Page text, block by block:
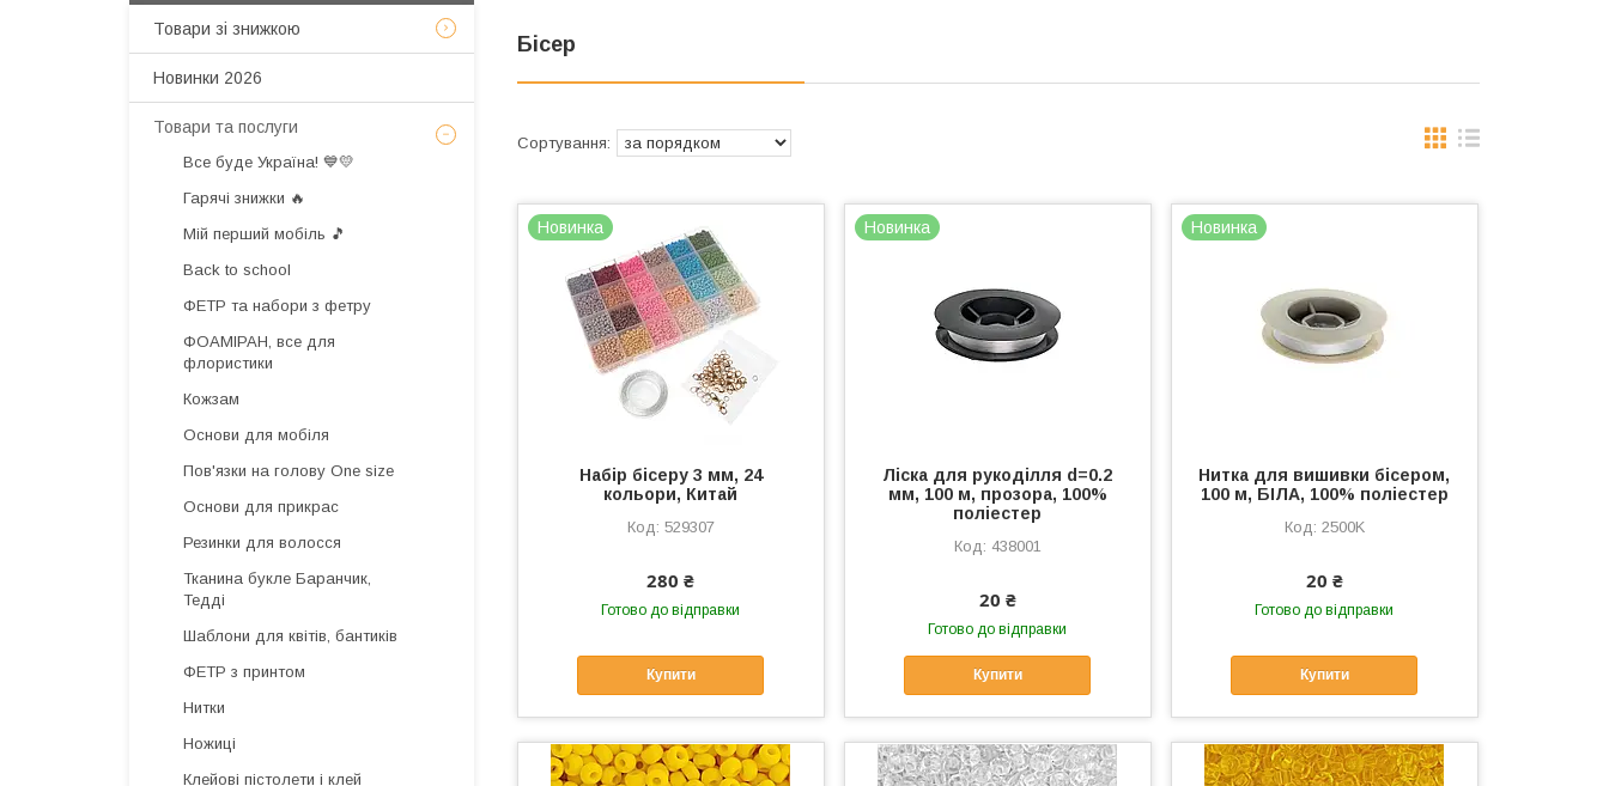
Бісер
Новинка
Набір бісеру 3 мм, 24
кольори, Китай
529307
280 ₴
Готово до відправки
Купити
Новинка
Ліска для рукоділля d=0.2
мм, 100 м, прозора, 100%
поліестер
438001
20 ₴
Готово до відправки
Купити
Новинка
Нитка для вишивки бісером,
100 м, БІЛА, 100% поліестер
2500K
20 ₴
Готово до відправки
Купити
Товари зі знижкою
Новинки 2026
Товари та послуги
Все буде Україна! 💙💛
Гарячі знижки 🔥
Мій перший мобіль 🎵
Back to school
ФЕТР та набори з фетру
ФОАМІРАН, все для
флористики
Кожзам
Основи для мобіля
Пов'язки на голову One size
Основи для прикрас
Резинки для волосся
Тканина букле Баранчик,
Тедді
Шаблони для квітів, бантиків
ФЕТР з принтом
Нитки
Ножиці
Клейові пістолети і клей